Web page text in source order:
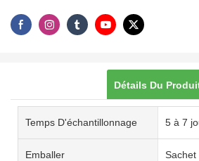
Détails Du
Temps D'échantillonnage 5 à 7
Emballer Sachet